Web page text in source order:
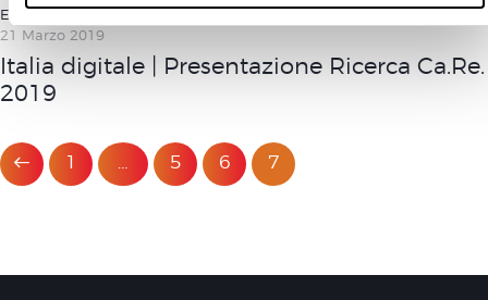
n
o
EVENTI,NEXT GOVERNMENT,NEXT SMART CITY
21 Marzo 2019
Italia digitale | Presentazione Ricerca Ca.Re.
2019
1 5 6 7